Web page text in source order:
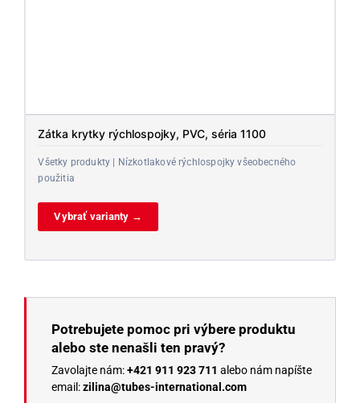
Zátka krytky rýchlospojky, PVC, séria 1100
Všetky produkty | Nízkotlakové rýchlospojky všeobecného
použitia
Vybrať varianty →
Potrebujete pomoc pri výbere produktu
alebo ste nenašli ten pravý?
Zavolajte nám:+421 911 923 711 alebo nám napíšte
email:zilina@tubes-international.com